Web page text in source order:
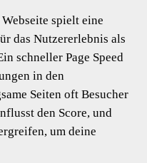
spielt eine
das Nutzererlebnis als
schneller Page Speed
in den
Seiten oft Besucher
den Score, und
um deine